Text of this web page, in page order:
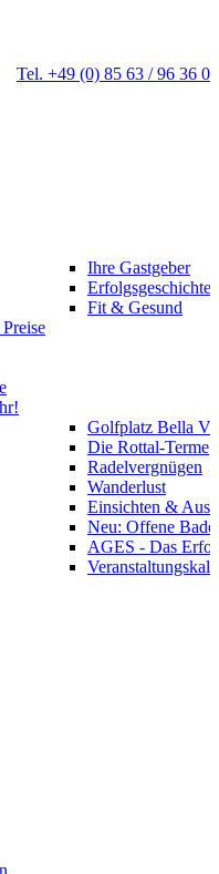
Tel. +49 (0) 85 63 / 96 36 0
Ihre Gastgeber
Erfolgsgeschichte
Fit & Gesund
Golfplatz Bella
Die Rottal-Terme
Radelvergnügen
Wanderlust
Einsichten &
Neu: Offene
AGES - Das